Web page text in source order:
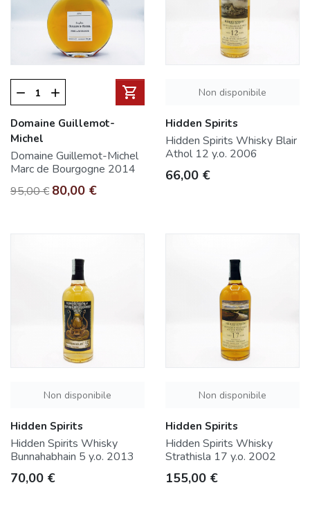
remove add shopping_cart
Domaine Guillemot-
Michel
Domaine Guillemot-Michel
Marc de Bourgogne 2014
Prezzo base
95,00 € Prezzo
80,00 €
Non disponibile
Hidden Spirits
Hidden Spirits Whisky Blair
Athol 12 y.o. 2006
Prezzo
66,00 €
Non disponibile
Hidden Spirits
Hidden Spirits Whisky
Bunnahabhain 5 y.o. 2013
Prezzo
70,00 €
Non disponibile
Hidden Spirits
Hidden Spirits Whisky
Strathisla 17 y.o. 2002
Prezzo
155,00 €